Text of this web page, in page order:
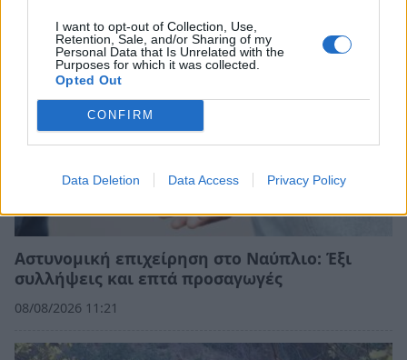
I want to opt-out of Collection, Use,
Retention, Sale, and/or Sharing of my
Personal Data that Is Unrelated with the
Purposes for which it was collected.
Opted Out
CONFIRM
Data Deletion Data Access Privacy Policy
Αστυνομική επιχείρηση στο Ναύπλιο: Έξι
συλλήψεις και επτά προσαγωγές
08/08/2026 11:21